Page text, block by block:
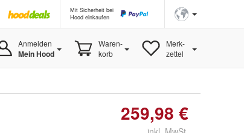
Mit Sicherheit bei
Hood einkaufen
Anmelden
Mein Hood
Waren-
korb
Merk-
zettel
259,98 €